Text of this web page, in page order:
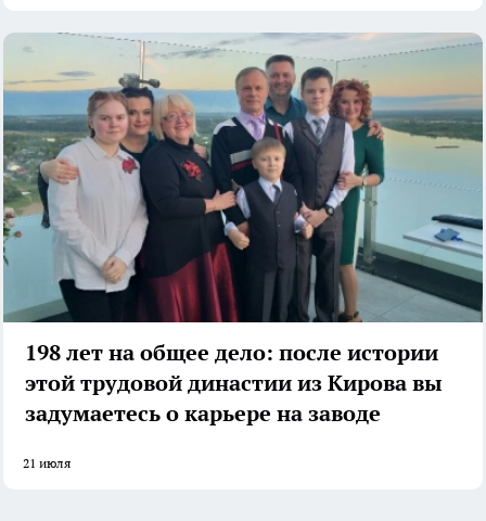
198 лет на общее дело: после истории
этой трудовой династии из Кирова вы
задумаетесь о карьере на заводе
21 июля